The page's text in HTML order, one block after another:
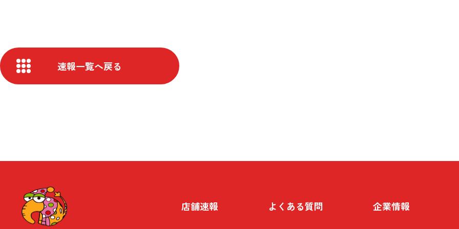
速報一覧へ戻る
店舗速報 よくある質問 企業情報